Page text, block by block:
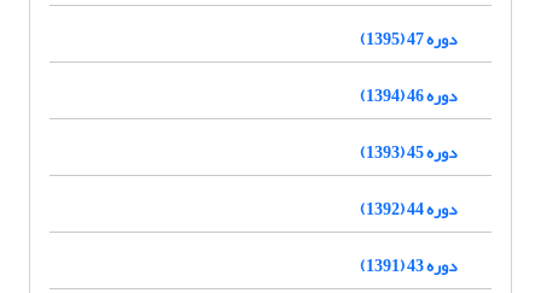
دوره 47 (1395)
دوره 46 (1394)
دوره 45 (1393)
دوره 44 (1392)
دوره 43 (1391)